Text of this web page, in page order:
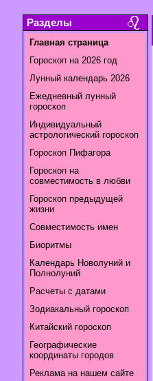
Разделы
Главная страница
Гороскоп на 2026 год
Лунный календарь 2026
Ежедневный лунный
гороскоп
Индивидуальный
астрологический гороскоп
Гороскоп Пифагора
Гороскоп на
совместимость в любви
Гороскоп предыдущей
жизни
Совместимость имен
Биоритмы
Календарь Новолуний и
Полнолуний
Расчеты с датами
Зодиакальный гороскоп
Китайский гороскоп
Географические
координаты городов
Реклама на нашем сайте